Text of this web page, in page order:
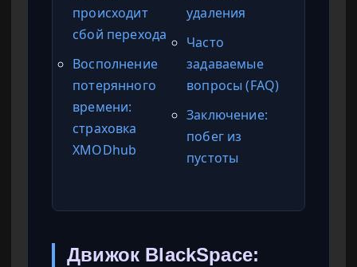
происходит
сбой перехода
Восполнение
потерянного
времени:
страховка
XMODhub
удаления
Часто
задаваемые
вопросы (FAQ)
Заключение:
побег из
пустоты
Движок BlackSpace: